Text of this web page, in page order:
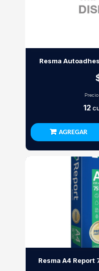
Resma
12
AGREGAR
Resma A4